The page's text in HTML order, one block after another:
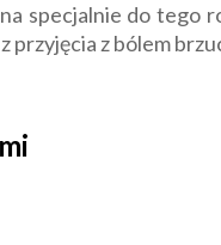
specjalnie do tego
przyjęcia z bólem